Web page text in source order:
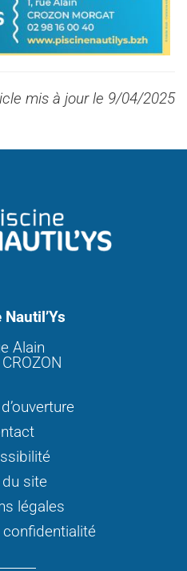
mis à jour le 9/04/2025
Alain
du site
légales